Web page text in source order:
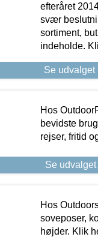
efteråret
svær
sortiment,
indeholde.
Se udvalget
Hos
bevidste
rejser, fritid
Se
Hos
soveposer,
højder. Klik